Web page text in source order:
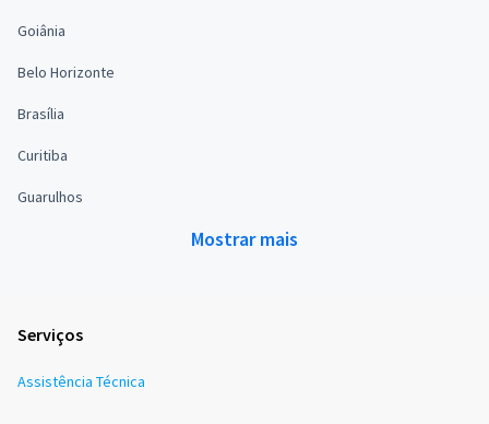
Goiânia
Belo Horizonte
Brasília
Curitiba
Guarulhos
Mostrar mais
Serviços
Assistência Técnica